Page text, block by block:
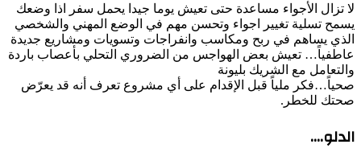
لا تزال الأجواء مساعدة حتى تعيش يوما جيدا يحمل سفر اذا وضعك
يسمح تسلية تغيير اجواء وتحسن مهم في الوضع المهني والشخصي
الذي يساهم في ربح ومكاسب وانفراجات وتسويات ومشاريع جديدة
عاطفياً… تعيش بعض الهواجس من الضروري التحلي بأعصاب باردة
والتعامل مع الشريك بليونة
صحياً…فكر ملياً قبل الإقدام على أي مشروع تعرف أنه قد يعرّض
صحتك للخطر.
الدلو….